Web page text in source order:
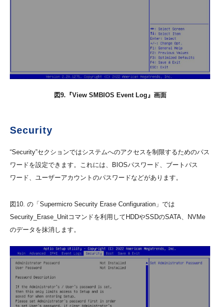
図9.『View SMBIOS Event Log』画面
Security
“Security”セクションではシステムへのアクセスを制限するためのパス
ワードを設定できます。これには、BIOSパスワード、ブートパス
ワード、ユーザーアカウントのパスワードなどがあります。
図10. の「Supermicro Security Erase Configuration」では
Security_Erase_Unitコマンドを利用してHDDやSSDのSATA、NVMe
のデータを抹消します。